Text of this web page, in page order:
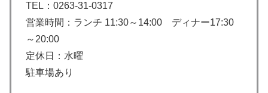
TEL：0263-31-0317
営業時間：ランチ 11:30～14:00 ディナー17:30
～20:00
定休日：水曜
駐車場あり